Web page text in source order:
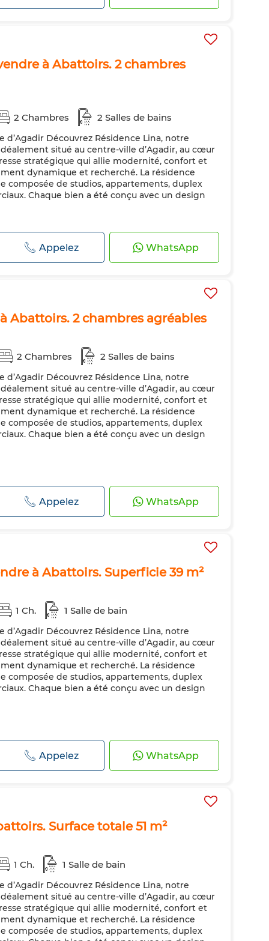
à Abattoirs. 2 chambres
2 Chambres 2 Salles de bains
d’Agadir Découvrez Résidence Lina, notre
situé au centre-ville d’Agadir, au cœur
stratégique qui allie modernité, confort et
dynamique et recherché. La résidence
composée de studios, appartements, duplex
Chaque bien a été conçu avec un design
Appelez WhatsApp
Abattoirs. 2 chambres agréables
2 Chambres 2 Salles de bains
d’Agadir Découvrez Résidence Lina, notre
situé au centre-ville d’Agadir, au cœur
stratégique qui allie modernité, confort et
dynamique et recherché. La résidence
composée de studios, appartements, duplex
Chaque bien a été conçu avec un design
Appelez WhatsApp
à Abattoirs. Superficie 39 m²
1 Ch. 1 Salle de bain
d’Agadir Découvrez Résidence Lina, notre
situé au centre-ville d’Agadir, au cœur
stratégique qui allie modernité, confort et
dynamique et recherché. La résidence
composée de studios, appartements, duplex
Chaque bien a été conçu avec un design
Appelez WhatsApp
Surface totale 51 m²
1 Ch. 1 Salle de bain
d’Agadir Découvrez Résidence Lina, notre
situé au centre-ville d’Agadir, au cœur
stratégique qui allie modernité, confort et
dynamique et recherché. La résidence
composée de studios, appartements, duplex